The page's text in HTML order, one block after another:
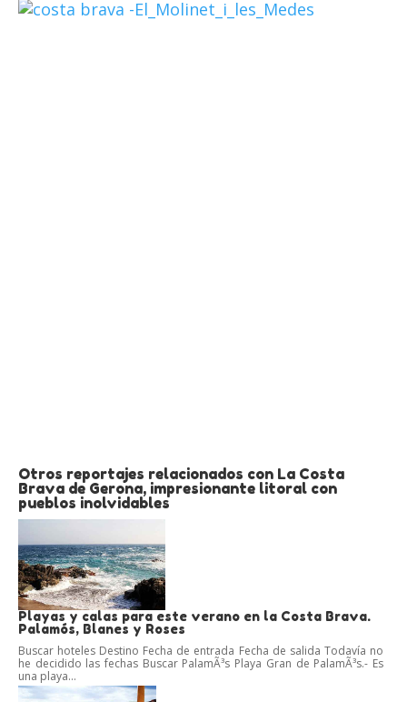
Otros reportajes relacionados con La Costa
Brava de Gerona, impresionante litoral con
pueblos inolvidables
Playas y calas para este verano en la Costa Brava.
Palamós, Blanes y Roses
Buscar hoteles Destino Fecha de entrada Fecha de salida Todavía no
he decidido las fechas Buscar PalamÃ³s Playa Gran de PalamÃ³s.- Es
una playa...